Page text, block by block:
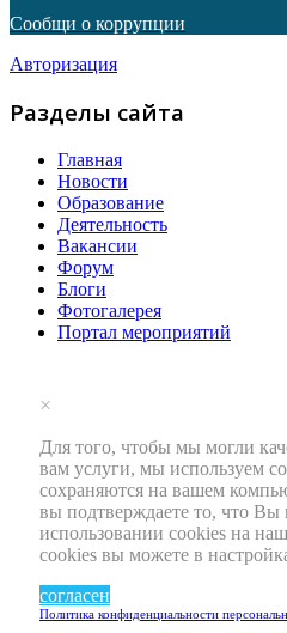
Сообщи о коррупции
Авторизация
Разделы сайта
Главная
Новости
Образование
Деятельность
Вакансии
Форум
Блоги
Фотогалерея
Портал мероприятий
×
Для того, чтобы мы могли
вам услуги, мы используем
сохраняются на вашем
вы подтверждаете то, что
использовании cookies на
cookies вы можете в
согласен
Политика конфиденциальности